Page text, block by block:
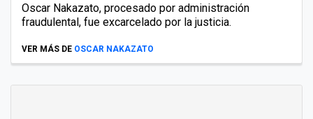
Oscar Nakazato, procesado por administración
fraudulental, fue excarcelado por la justicia.
VER MÁS DE OSCAR NAKAZATO